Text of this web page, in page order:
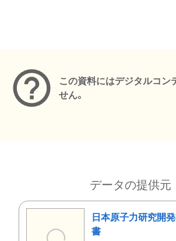
この資料にはデジタルコン
せん。
データの提供元
日本原子力研究開
書